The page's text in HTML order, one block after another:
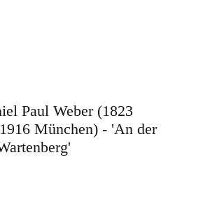
Paul Weber (1823
München) - 'An der